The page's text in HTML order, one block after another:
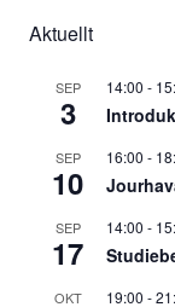
Aktuellt
SEP
3
14:00 -
SEP
10
16:00 -
SEP
17
14:00 -
OKT 19:00 -